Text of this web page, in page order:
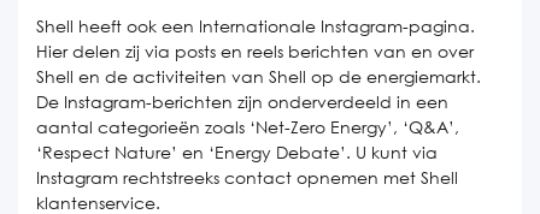
Shell heeft ook een Internationale Instagram-pagina.
Hier delen zij via posts en reels berichten van en over
Shell en de activiteiten van Shell op de energiemarkt.
De Instagram-berichten zijn onderverdeeld in een
aantal categorieën zoals ‘Net-Zero Energy’, ‘Q&A’,
‘Respect Nature’ en ‘Energy Debate’. U kunt via
Instagram rechtstreeks contact opnemen met Shell
klantenservice.